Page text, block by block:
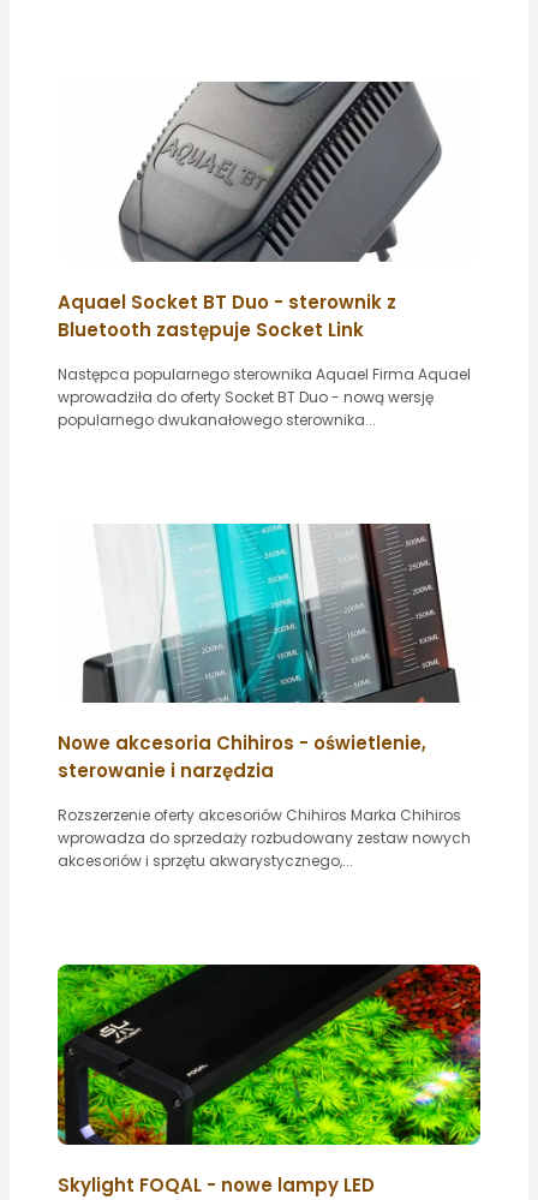
Aquael Socket BT Duo - sterownik z
Bluetooth zastępuje Socket Link
Następca popularnego sterownika Aquael Firma Aquael
wprowadziła do oferty Socket BT Duo - nową wersję
popularnego dwukanałowego sterownika...
Nowe akcesoria Chihiros - oświetlenie,
sterowanie i narzędzia
Rozszerzenie oferty akcesoriów Chihiros Marka Chihiros
wprowadza do sprzedaży rozbudowany zestaw nowych
akcesoriów i sprzętu akwarystycznego,...
Skylight FOQAL - nowe lampy LED